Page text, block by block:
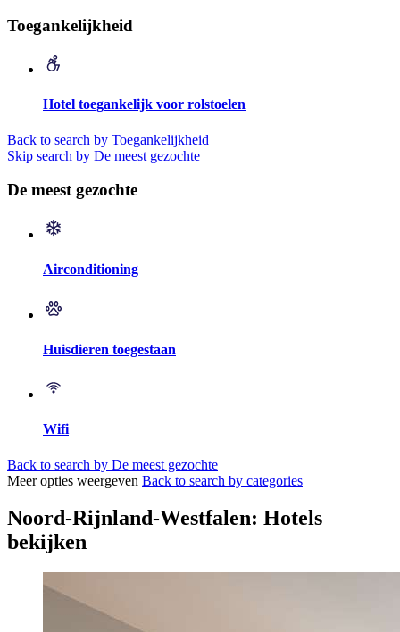
Toegankelijkheid
Hotel toegankelijk voor rolstoelen
Back to search by Toegankelijkheid
Skip search by De meest gezochte
De meest gezochte
Airconditioning
Huisdieren toegestaan
Wifi
Back to search by De meest gezochte
Meer opties weergeven Back to search by categories
Noord-Rijnland-Westfalen: Hotels
bekijken